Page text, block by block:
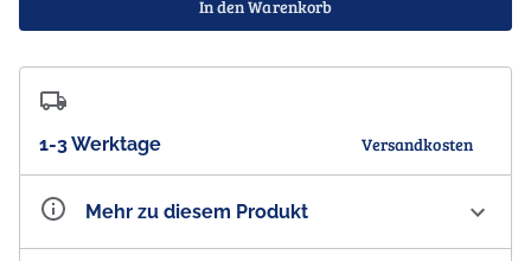
In den Warenkorb
1-3 Werktage Versandkosten
Mehr zu diesem Produkt